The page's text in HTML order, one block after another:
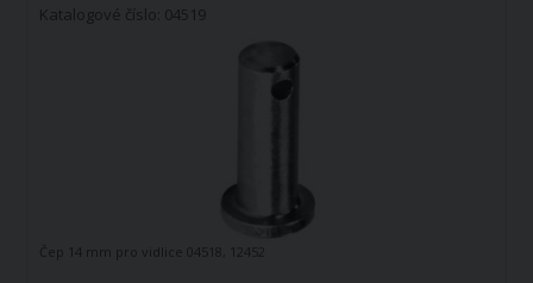
Katalogové číslo: 04519
Čep 14 mm pro vidlice 04518, 12452